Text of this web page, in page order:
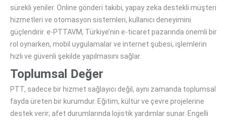
sürekli yeniler. Online gönderi takibi, yapay zeka destekli müşteri
hizmetleri ve otomasyon sistemleri, kullanıcı deneyimini
güçlendirir. e-PTTAVM, Türkiye’nin e-ticaret pazarında önemli bir
rol oynarken, mobil uygulamalar ve internet şubesi, işlemlerin
hızlı ve güvenli şekilde yapılmasını sağlar.
Toplumsal Değer
PTT, sadece bir hizmet sağlayıcı değil, aynı zamanda toplumsal
fayda üreten bir kurumdur. Eğitim, kültür ve çevre projelerine
destek verir; afet durumlarında lojistik yardımlar sunar. Engelli